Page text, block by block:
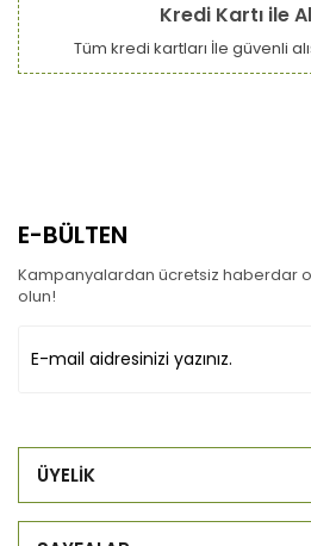
Kredi Kartı ile
Tüm kredi kartları İle güvenli
E-BÜLTEN
Kampanyalardan ücretsiz haberdar
olun!
ÜYELİK